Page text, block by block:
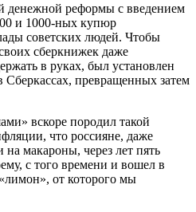
денежной реформы с введением
и 1000-ных купюр
советских людей. Чтобы
сберкнижек даже
в руках, был установлен
превращенных затем
вскоре породил такой
что россияне, даже
макароны, через лет пять
с того времени и вошел в
от которого мы